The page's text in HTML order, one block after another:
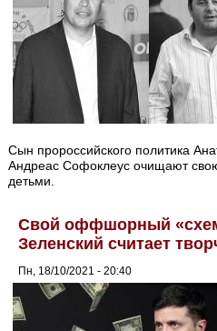
Сын пророссийского политика
Андреас Софоклеус очищают
детьми.
Свой оффшорный
Зеленский считает
Пн, 18/10/2021 - 20:40